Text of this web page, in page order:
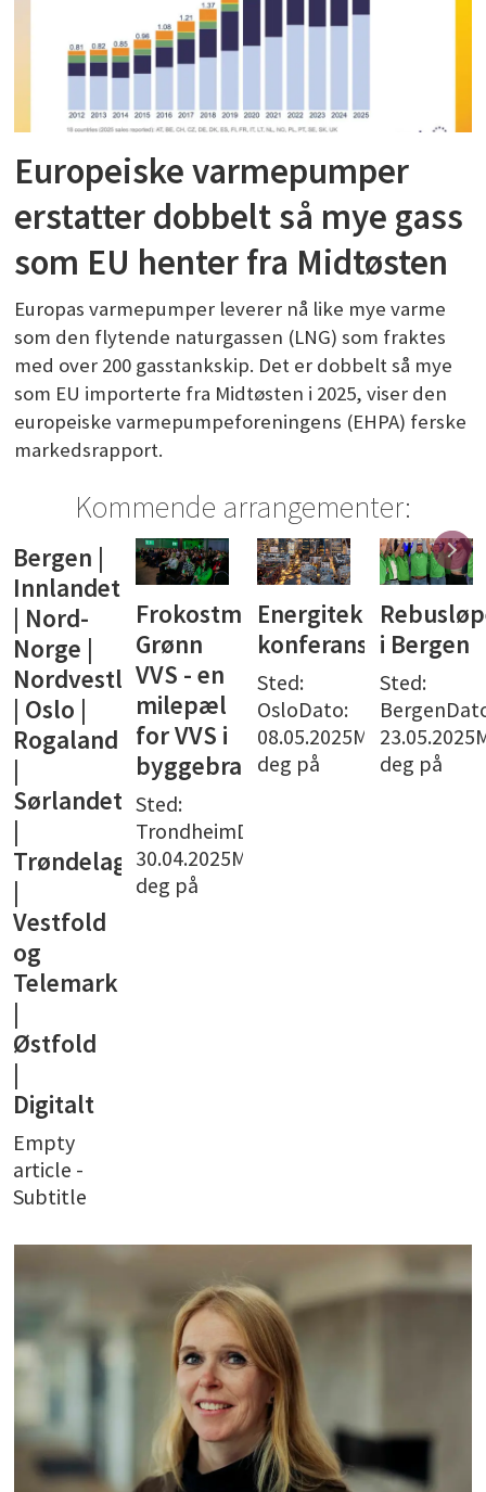
Europeiske varmepumper
erstatter dobbelt så mye gass
som EU henter fra Midtøsten
Europas varmepumper leverer nå like mye varme
som den flytende naturgassen (LNG) som fraktes
med over 200 gasstankskip. Det er dobbelt så mye
som EU importerte fra Midtøsten i 2025, viser den
europeiske varmepumpeforeningens (EHPA) ferske
markedsrapport.
Kommende arrangementer:
Bergen |
Innlandet
| Nord-
Norge |
Nordvestlandet
| Oslo |
Rogaland
|
Sørlandet
|
Trøndelag
|
Vestfold
og
Telemark
|
Østfold
|
Digitalt
Empty
article -
Subtitle
Frokostmøte:
Grønn
VVS - en
milepæl
for VVS i
byggebransjen
Sted:
TrondheimDato:
30.04.2025Meld
deg på
Energiteknisk
konferanse
Sted:
OsloDato:
08.05.2025Meld
deg på
i Bergen
Sted:
deg på